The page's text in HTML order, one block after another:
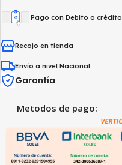
Pago con Debito o crédito
Recojo en tienda
Envío a nivel Nacional
Garantía
Metodos de pago: